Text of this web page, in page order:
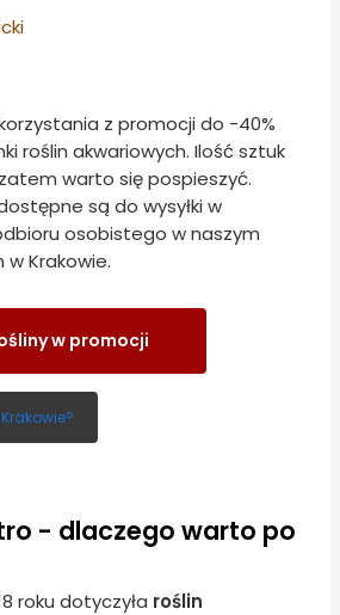
z promocji do -40%
roślin akwariowych. Ilość sztuk
warto się pospieszyć.
są do wysyłki w
osobistego w naszym
Krakowie.
w promocji
- dlaczego warto po
roku dotyczyła roślin